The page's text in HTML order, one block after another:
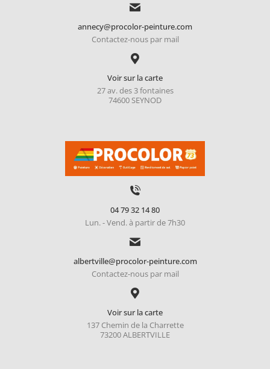
annecy@procolor-peinture.com
Contactez-nous par mail
Voir sur la carte
27 av. des 3 fontaines
74600 SEYNOD
04 79 32 14 80
Lun. - Vend. à partir de 7h30
albertville@procolor-peinture.com
Contactez-nous par mail
Voir sur la carte
137 Chemin de la Charrette
73200 ALBERTVILLE